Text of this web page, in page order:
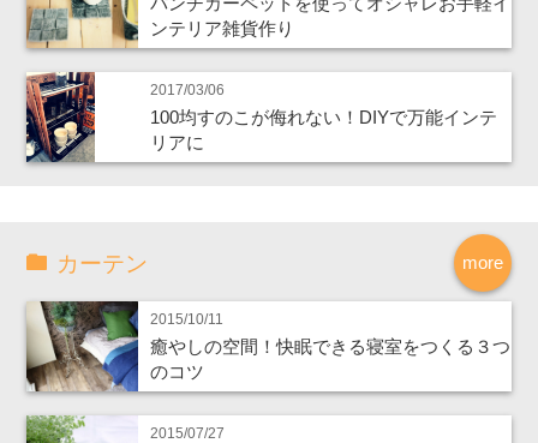
ンテリア雑貨作り
2017/03/06
100均すのこが侮れない！DIYで万能インテ
リアに
more
カーテン
2015/10/11
癒やしの空間！快眠できる寝室をつくる３つ
のコツ
2015/07/27